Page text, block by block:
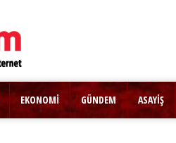
EKONOMİ GÜNDEM ASAYİŞ